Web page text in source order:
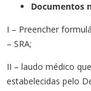
Documentos
I – Preencher
– SRA;
II – laudo médico
estabelecidas pelo